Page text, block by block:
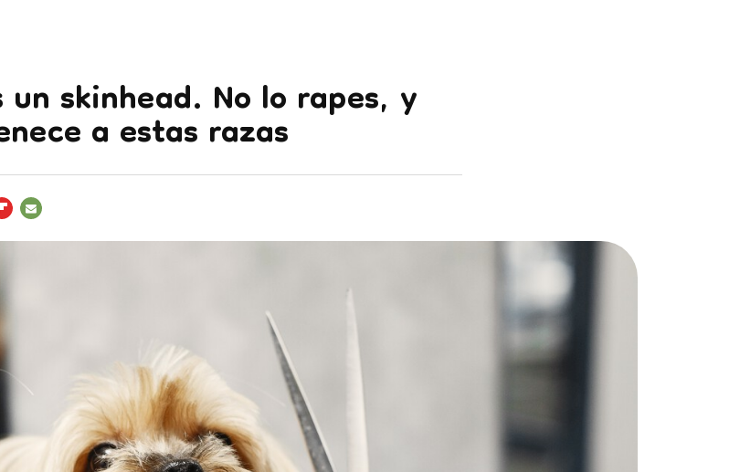
skinhead. No lo rapes, y
a estas razas